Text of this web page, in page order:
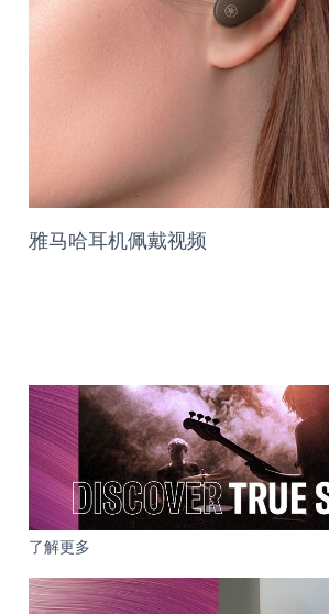
雅马哈耳机佩戴视频
了解更多